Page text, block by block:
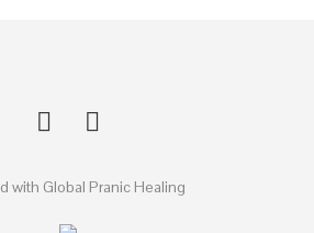
with Global Pranic Healing